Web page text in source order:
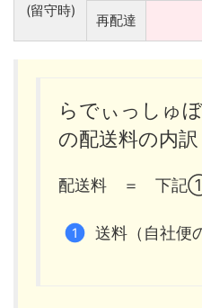
(留守時)
再配達
らでぃっしゅ
の配送料の内訳
配送料 ＝ 下記
送料（自社便